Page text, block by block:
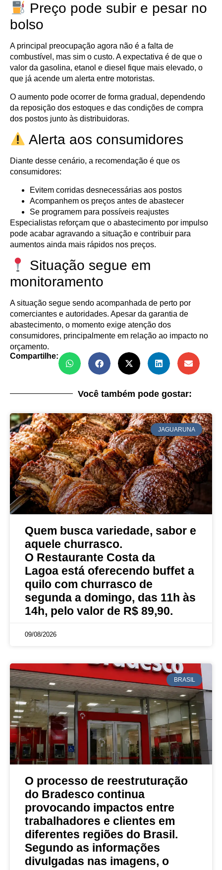
Preço pode subir e pesar no
bolso
A principal preocupação agora não é a falta de
combustível, mas sim o custo. A expectativa é de que o
valor da gasolina, etanol e diesel fique mais elevado, o
que já acende um alerta entre motoristas.
O aumento pode ocorrer de forma gradual, dependendo
da reposição dos estoques e das condições de compra
dos postos junto às distribuidoras.
Alerta aos consumidores
Diante desse cenário, a recomendação é que os
consumidores:
Evitem corridas desnecessárias aos postos
Acompanhem os preços antes de abastecer
Se programem para possíveis reajustes
Especialistas reforçam que o abastecimento por impulso
pode acabar agravando a situação e contribuir para
aumentos ainda mais rápidos nos preços.
Situação segue em
monitoramento
A situação segue sendo acompanhada de perto por
comerciantes e autoridades. Apesar da garantia de
abastecimento, o momento exige atenção dos
consumidores, principalmente em relação ao impacto no
orçamento.
Compartilhe:
Você também pode gostar:
JAGUARUNA
Quem busca variedade, sabor e
aquele churrasco.
O Restaurante Costa da
Lagoa está oferecendo buffet a
quilo com churrasco de
segunda a domingo, das 11h às
14h, pelo valor de R$ 89,90.
09/08/2026
BRASIL
O processo de reestruturação
do Bradesco continua
provocando impactos entre
trabalhadores e clientes em
diferentes regiões do Brasil.
Segundo as informações
divulgadas nas imagens, o